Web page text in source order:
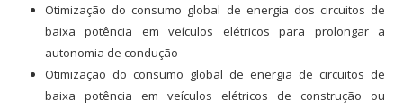
Otimização do consumo global de energia dos circuitos de
baixa potência em veículos elétricos para prolongar a
autonomia de condução
Otimização do consumo global de energia de circuitos de
baixa potência em veículos elétricos de construção ou